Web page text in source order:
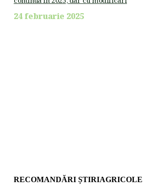
24 februarie 2025
RECOMANDĂRI ȘTIRIAGRICOLE